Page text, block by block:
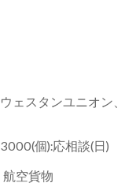
スタンユニオン、
個):応相談(日)
空貨物